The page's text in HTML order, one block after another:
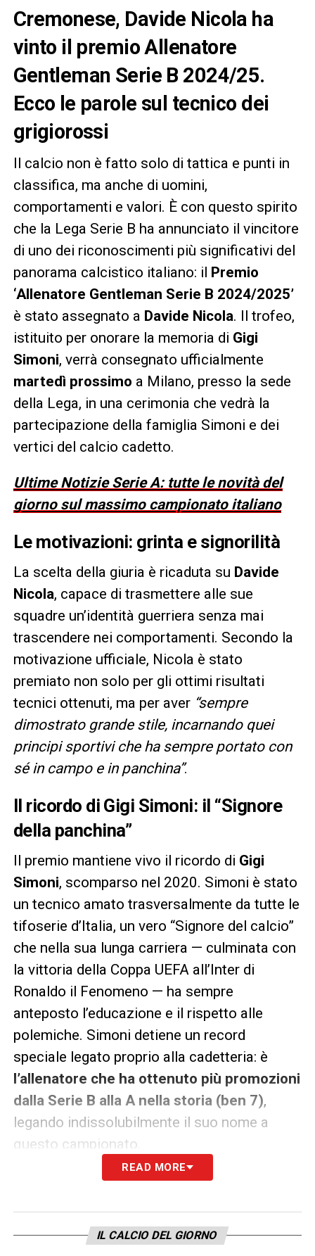
Cremonese, Davide Nicola ha
vinto il premio Allenatore
Gentleman Serie B 2024/25.
Ecco le parole sul tecnico dei
grigiorossi
Il calcio non è fatto solo di tattica e punti in
classifica, ma anche di uomini,
comportamenti e valori. È con questo spirito
che la Lega Serie B ha annunciato il vincitore
di uno dei riconoscimenti più significativi del
panorama calcistico italiano: il Premio
‘Allenatore Gentleman Serie B 2024/2025’
è stato assegnato a Davide Nicola. Il trofeo,
istituito per onorare la memoria di Gigi
Simoni, verrà consegnato ufficialmente
martedì prossimo a Milano, presso la sede
della Lega, in una cerimonia che vedrà la
partecipazione della famiglia Simoni e dei
vertici del calcio cadetto.
Ultime Notizie Serie A: tutte le novità del
giorno sul massimo campionato italiano
Le motivazioni: grinta e signorilità
La scelta della giuria è ricaduta su Davide
Nicola, capace di trasmettere alle sue
squadre un’identità guerriera senza mai
trascendere nei comportamenti. Secondo la
motivazione ufficiale, Nicola è stato
premiato non solo per gli ottimi risultati
tecnici ottenuti, ma per aver “sempre
dimostrato grande stile, incarnando quei
principi sportivi che ha sempre portato con
sé in campo e in panchina”.
Il ricordo di Gigi Simoni: il “Signore
della panchina”
Il premio mantiene vivo il ricordo di Gigi
Simoni, scomparso nel 2020. Simoni è stato
un tecnico amato trasversalmente da tutte le
tifoserie d’Italia, un vero “Signore del calcio”
che nella sua lunga carriera — culminata con
la vittoria della Coppa UEFA all’Inter di
Ronaldo il Fenomeno — ha sempre
anteposto l’educazione e il rispetto alle
polemiche. Simoni detiene un record
speciale legato proprio alla cadetteria: è
l’allenatore che ha ottenuto più promozioni
dalla Serie B alla A nella storia (ben 7),
legando indissolubilmente il suo nome a
questo campionato.
Le parole del Presidente Bedin
Alla cerimonia di martedì sarà presente
anchePaolo Bedin, Presidente della Lega
READ MORE
IL CALCIO DEL GIORNO